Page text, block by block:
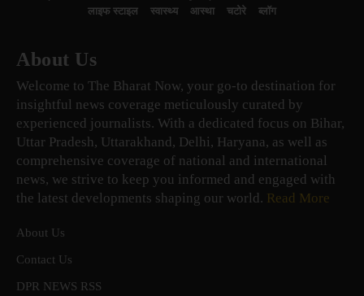
लाइफ स्टाइल
स्वास्थ्य आस्था चटोरे ब्लॉग
About Us
Welcome to The Bharat Now, your go-to destination for
insightful news coverage meticulously curated by
experienced journalists. With a dedicated focus on Bihar,
Uttar Pradesh, Uttarakhand, Delhi, Haryana, as well as
comprehensive coverage of national and international
news, we strive to keep you informed and engaged with
the latest developments shaping our world. Read More
About Us
Contact Us
DPR NEWS RSS